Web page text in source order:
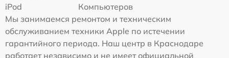
iPod
Компьютеров
Мы занимаемся ремонтом и техническим
обслуживанием техники Apple по истечении
гарантийного периода. Наш центр в Краснодаре
работает независимо и не имеет официальной